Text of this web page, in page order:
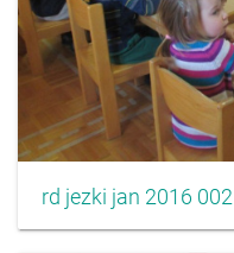
rd jezki jan 2016 002